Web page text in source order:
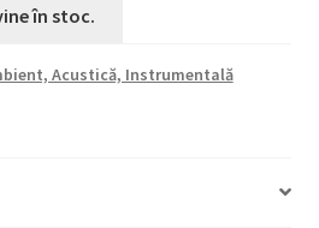
Acustică, Instrumentală